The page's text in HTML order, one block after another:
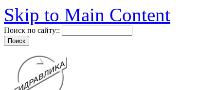
Skip to Main Content
Поиск по сайту::